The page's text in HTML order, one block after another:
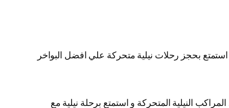
استمتع بحجز رحلات نيلية متحركة علي افضل البواخر
النيلية المتحركة و استمتع برحلة نيلية مع